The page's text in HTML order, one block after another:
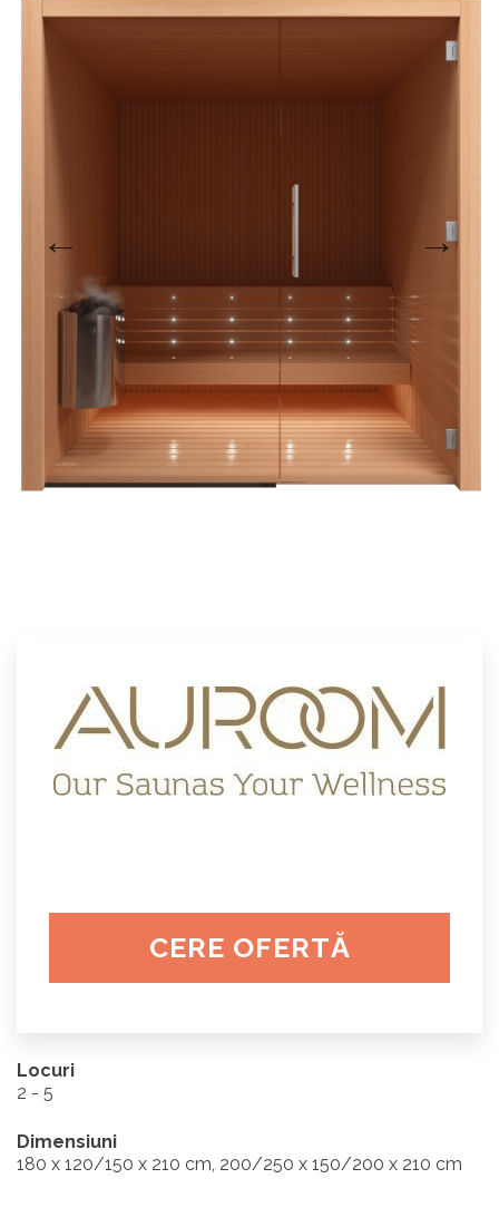
CERE OFERTĂ
Locuri
2 - 5
Dimensiuni
180 x 120/150 x 210 cm, 200/250 x 150/200 x 210 cm